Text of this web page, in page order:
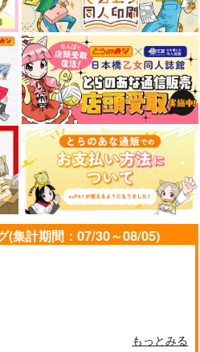
(集計期間：07/30～08/05)
もっとみる